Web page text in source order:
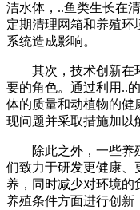
洁水体，..鱼类生长在
定期清理网箱和养殖环
系统造成影响。
其次，技术创新在
要的角色。通过利用..
体的质量和动植物的健
现问题并采取措施加以
除此之外，一些养
们致力于研发更健康、
养，同时减少对环境
养殖条件方面进行创新